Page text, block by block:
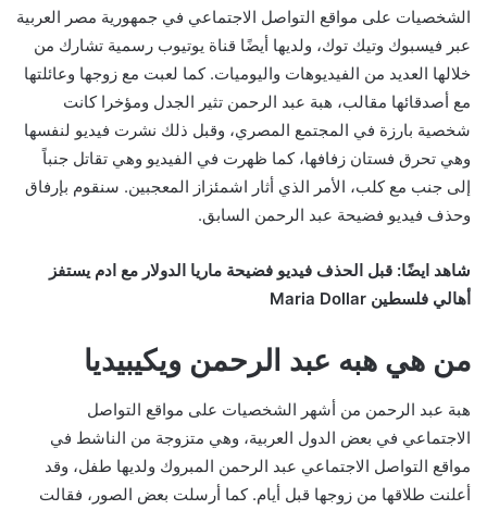
الشخصيات على مواقع التواصل الاجتماعي في جمهورية مصر العربية
عبر فيسبوك وتيك توك، ولديها أيضًا قناة يوتيوب رسمية تشارك من
خلالها العديد من الفيديوهات واليوميات. كما لعبت مع زوجها وعائلتها
مع أصدقائها مقالب، هبة عبد الرحمن تثير الجدل ومؤخرا كانت
شخصية بارزة في المجتمع المصري، وقبل ذلك نشرت فيديو لنفسها
وهي تحرق فستان زفافها، كما ظهرت في الفيديو وهي تقاتل جنباً
إلى جنب مع كلب، الأمر الذي أثار اشمئزاز المعجبين. سنقوم بإرفاق
وحذف فيديو فضيحة عبد الرحمن السابق.
شاهد ايضًا: قبل الحذف فيديو فضيحة ماريا الدولار مع ادم يستفز
أهالي فلسطين Maria Dollar
من هي هبه عبد الرحمن ويكيبيديا
هبة عبد الرحمن من أشهر الشخصيات على مواقع التواصل
الاجتماعي في بعض الدول العربية، وهي متزوجة من الناشط في
مواقع التواصل الاجتماعي عبد الرحمن المبروك ولديها طفل، وقد
أعلنت طلاقها من زوجها قبل أيام. كما أرسلت بعض الصور، فقالت